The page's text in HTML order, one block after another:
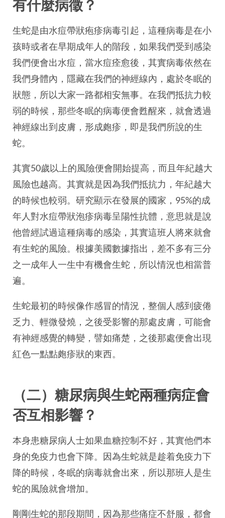
有什麼病徵？
生蛇是由水痘帶狀疱疹病毒引起，這種病毒是在小
孩時或者在早期成年人的階段，如果我們受到感染
我們便會出水痘，當水痘痊愈後，其實病毒依然在
我們身體內，隱藏在我們的神經線內，處於冬眠的
狀態，所以大家一路都相安無事。在我們抵抗力較
弱的時候，那些冬眠的病毒便會甦醒來，就會透過
神經線出到皮膚，形成皰疹，即是我們所說的生
蛇。
其實50歲以上的風險便會開始提高，而且年紀越大
風險也越高。其實就是因為我們抵抗力，年紀越大
的時候也較弱。研究顯示在發展的國家，95%的成
年人對水痘帶狀泡疹病毒呈陽性抗體，意思就是說
他曾經試過這種病毒的感染，其實這班人將來就會
有生蛇的風險。根據美國數據指出，差不多有三分
之一成年人一生中有機會生蛇，所以情況也相當普
遍。
生蛇最初的時候像作感冒的情況，整個人感到疲倦
乏力、輕微發燒，之後受影響的那處皮膚，可能會
有神經感覺的轉變，譬如痛楚，之後那處便會出現
紅色一點點皰疹狀的東西。
（二）糖尿病與生蛇兩種病症會
否互相影響？
本身患糖尿病人士如果血糖控制不好，其實他們本
身的免疫力也會下降。因為生蛇就是趁着免疫力下
降的時候，冬眠的病毒就會出來，所以那班人是生
蛇的風險就會增加。
剛剛生蛇的那段期間，因為那些痛症不舒服，都會